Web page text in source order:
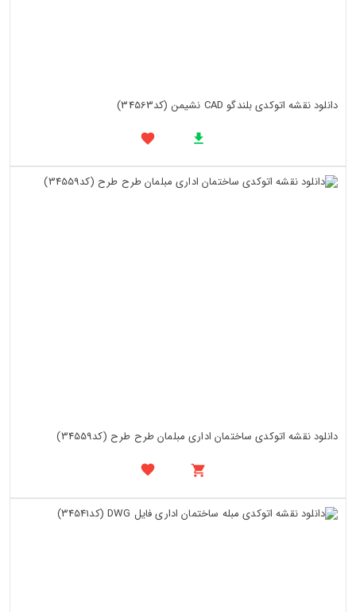
دانلود نقشه اتوکدی بلندگو CAD نشیمن (کد34563)
دانلود نقشه اتوکدی ساختمان اداری مبلمان طرح طرح (کد34559)